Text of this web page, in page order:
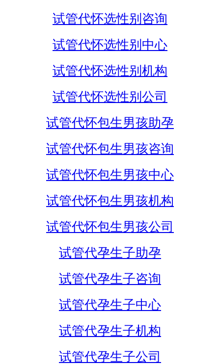
试管代怀选性别咨询
试管代怀选性别中心
试管代怀选性别机构
试管代怀选性别公司
试管代怀包生男孩助孕
试管代怀包生男孩咨询
试管代怀包生男孩中心
试管代怀包生男孩机构
试管代怀包生男孩公司
试管代孕生子助孕
试管代孕生子咨询
试管代孕生子中心
试管代孕生子机构
试管代孕生子公司